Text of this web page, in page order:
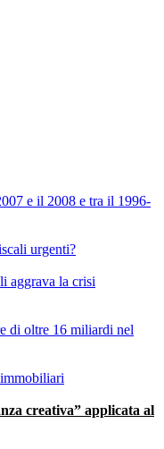
e il 2008 e tra il 1996-
urgenti?
aggrava la crisi
di oltre 16 miliardi nel
creativa” applicata al